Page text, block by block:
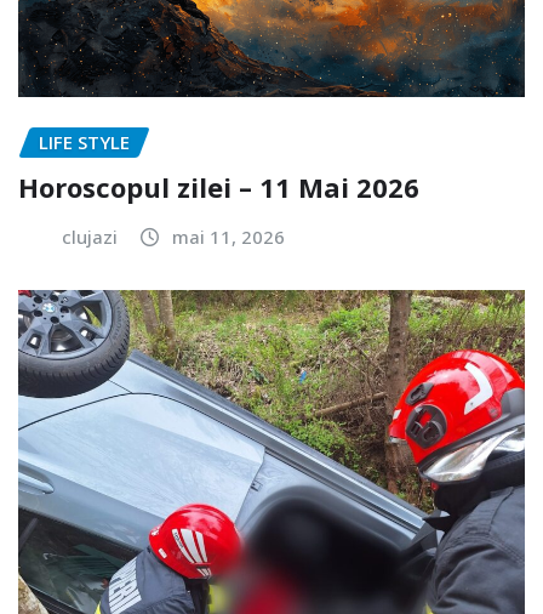
LIFE STYLE
Horoscopul zilei – 11 Mai 2026
clujazi mai 11, 2026